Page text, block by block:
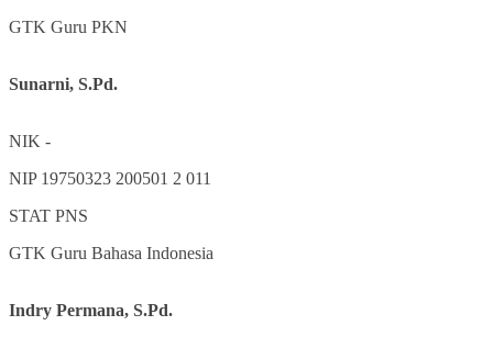
GTK Guru PKN
Sunarni, S.Pd.
NIK -
NIP 19750323 200501 2 011
STAT PNS
GTK Guru Bahasa Indonesia
Indry Permana, S.Pd.